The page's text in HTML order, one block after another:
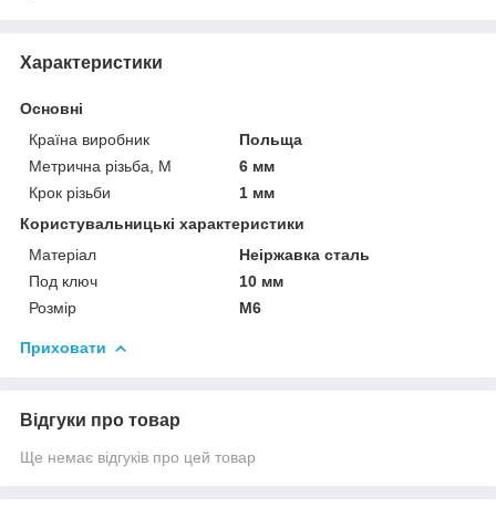
Характеристики
Основні
Країна виробник
Польща
Метрична різьба, М
6 мм
Крок різьби
1 мм
Користувальницькі характеристики
Матеріал
Неіржавка сталь
Под ключ
10 мм
Розмір
М6
Приховати
Відгуки про товар
Ще немає відгуків про цей товар